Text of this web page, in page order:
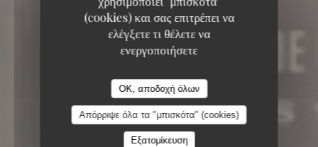
(cookies) και σας επιτρέπει να
ελέγξετε τι θέλετε να
ενεργοποιήσετε
OK, αποδοχή όλων
Απόρριψε όλα τα "μπισκότα" (cookies)
Εξατομίκευση
6, RUE COQUILLIÈRE 75001 PARIS